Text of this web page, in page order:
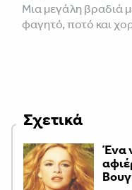
Μια μεγάλη βραδιά
φαγητό, ποτό και
Σχετικά
Ένα